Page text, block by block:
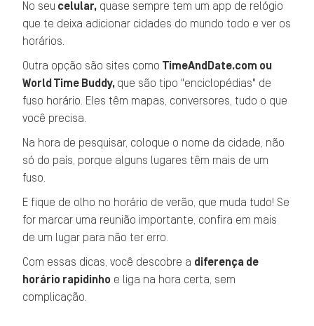
No seu celular, quase sempre tem um app de relógio
que te deixa adicionar cidades do mundo todo e ver os
horários.
Outra opção são sites comoTimeAndDate.com ou
World Time Buddy, que são tipo "enciclopédias" de
fuso horário. Eles têm mapas, conversores, tudo o que
você precisa.
Na hora de pesquisar, coloque o nome da cidade, não
só do país, porque alguns lugares têm mais de um
fuso.
E fique de olho no horário de verão, que muda tudo! Se
for marcar uma reunião importante, confira em mais
de um lugar para não ter erro.
Com essas dicas, você descobre a diferença de
horário rapidinho e liga na hora certa, sem
complicação.